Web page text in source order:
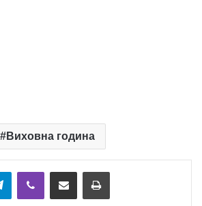
Виховна година
TelegramViber Надіслати електронною поштоюНадрукувати